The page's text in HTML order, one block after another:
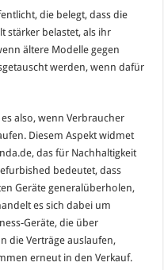
die belegt, dass die
stärker belastet, als ihr
ältere Modelle gegen
werden, wenn dafür
also, wenn Verbraucher
Diesem Aspekt widmet
das für Nachhaltigkeit
bedeutet, dass
Geräte generalüberholen,
es sich dabei um
Geräte, die über
die Verträge auslaufen,
erneut in den Verkauf.